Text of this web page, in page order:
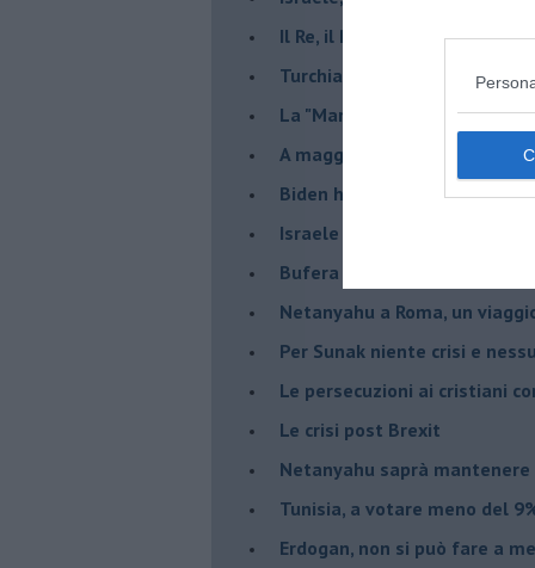
Il Re, il Primo Ministro, il
Turchia al voto, Erdogan in
La "Marcia dei vivi" per non
A maggio le urne
Biden ha fatto infuriare la
Israele rischia una guerra civile
Bufera sull'immigrazione
Netanyahu a Roma, un
Per Sunak niente crisi e
Le persecuzioni ai cristiani
Le crisi post Brexit
Netanyahu saprà mantenere
Tunisia, a votare meno del
Erdogan, non si può fare a